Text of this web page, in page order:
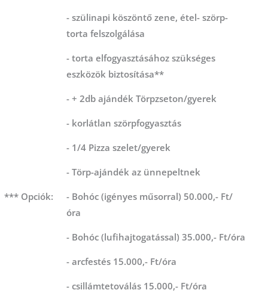
- szülinapi köszöntő zene, étel- szörp-
torta felszolgálása
- torta elfogyasztásához szükséges
eszközök biztosítása**
- + 2db ajándék Törpzseton/gyerek
- korlátlan szörpfogyasztás
- 1/4 Pizza szelet/gyerek
- Törp-ajándék az ünnepeltnek
*** Opciók:
- Bohóc (igényes műsorral) 50.000,- Ft/
óra
- Bohóc (lufihajtogatással) 35.000,- Ft/óra
- arcfestés 15.000,- Ft/óra
- csillámtetoválás 15.000,- Ft/óra